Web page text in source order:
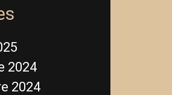
2024
2024